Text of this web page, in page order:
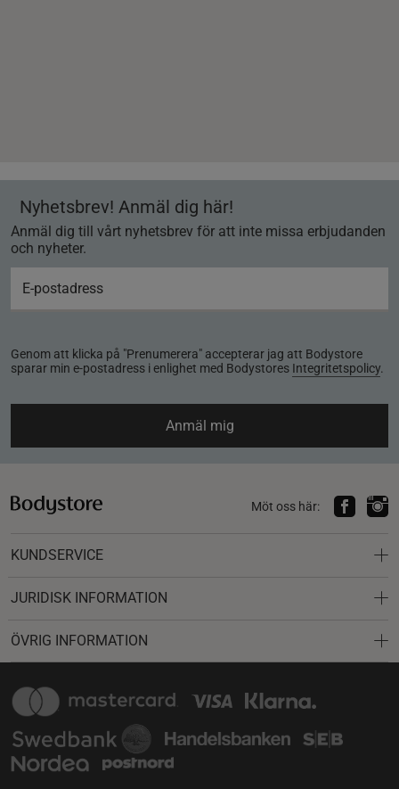
Nyhetsbrev! Anmäl dig här!
Anmäl dig till vårt nyhetsbrev för att inte missa erbjudanden
och nyheter.
Genom att klicka på "Prenumerera" accepterar jag att Bodystore
sparar min e-postadress i enlighet med Bodystores Integritetspolicy.
Anmäl mig
Möt oss här:
KUNDSERVICE
JURIDISK INFORMATION
ÖVRIG INFORMATION